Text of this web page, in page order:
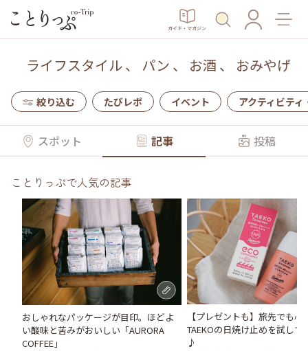
ガイド・マガジン
ライフスタイル、 パン 、 お酒 、 おみやげ
絞り込む たびレポ イベント アクティビティ
スポット 記事 投稿
ことりっぷで人気の記事
おしゃれなパッケージが目印。ほどよ
い酸味と苦みがおいしい「AURORA
COFFEE」
【プレゼントも】旅先でも心
TAEKOの日焼け止めを試して
♪